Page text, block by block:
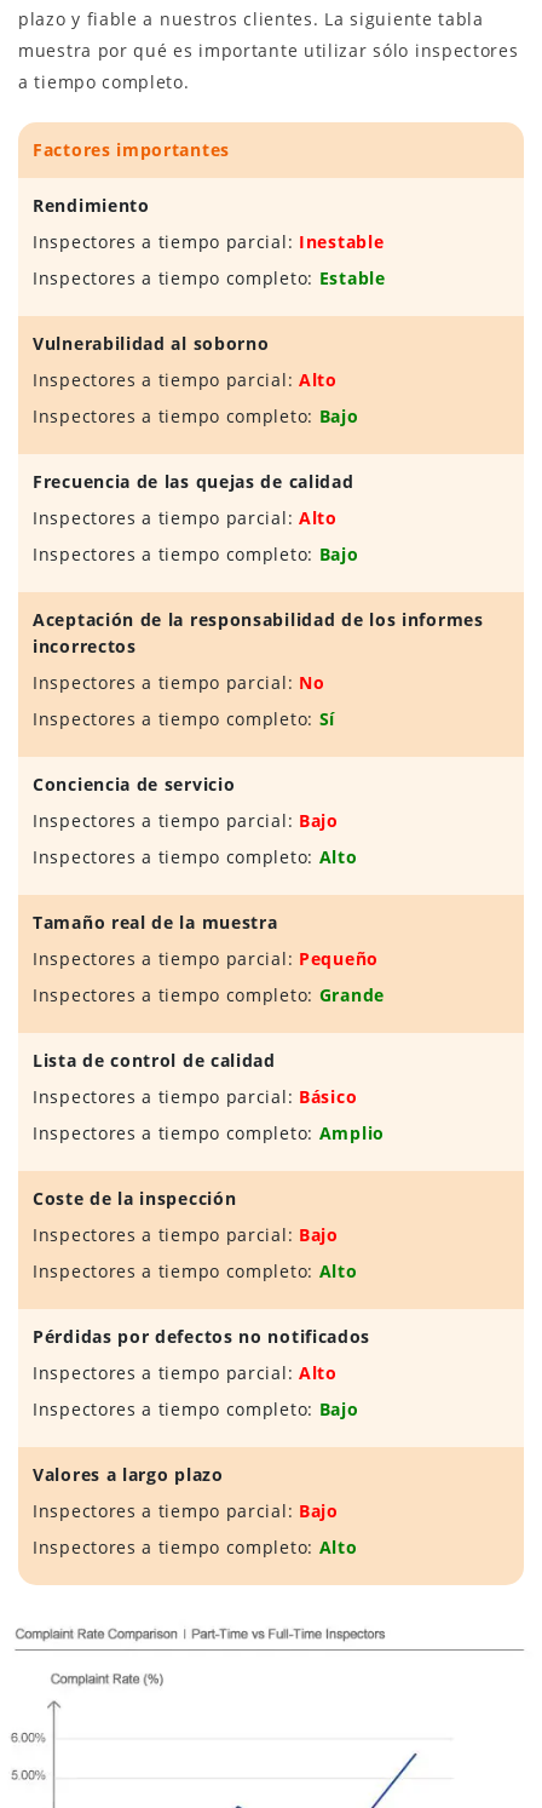
plazo y fiable a nuestros clientes. La siguiente tabla
muestra por qué es importante utilizar sólo inspectores
a tiempo completo.
Factores importantes
Rendimiento
Inspectores a tiempo parcial: Inestable
Inspectores a tiempo completo: Estable
Vulnerabilidad al soborno
Inspectores a tiempo parcial: Alto
Inspectores a tiempo completo: Bajo
Frecuencia de las quejas de calidad
Inspectores a tiempo parcial: Alto
Inspectores a tiempo completo: Bajo
Aceptación de la responsabilidad de los informes
incorrectos
Inspectores a tiempo parcial: No
Inspectores a tiempo completo: Sí
Conciencia de servicio
Inspectores a tiempo parcial: Bajo
Inspectores a tiempo completo: Alto
Tamaño real de la muestra
Inspectores a tiempo parcial: Pequeño
Inspectores a tiempo completo: Grande
Lista de control de calidad
Inspectores a tiempo parcial: Básico
Inspectores a tiempo completo: Amplio
Coste de la inspección
Inspectores a tiempo parcial: Bajo
Inspectores a tiempo completo: Alto
Pérdidas por defectos no notificados
Inspectores a tiempo parcial: Alto
Inspectores a tiempo completo: Bajo
Valores a largo plazo
Inspectores a tiempo parcial: Bajo
Inspectores a tiempo completo: Alto